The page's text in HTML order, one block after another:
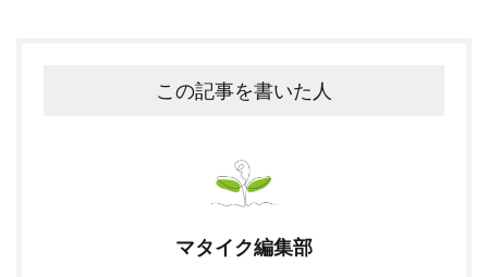
この記事を書いた人
マタイク編集部